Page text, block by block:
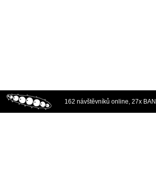
162 návštěvníků online, 27x